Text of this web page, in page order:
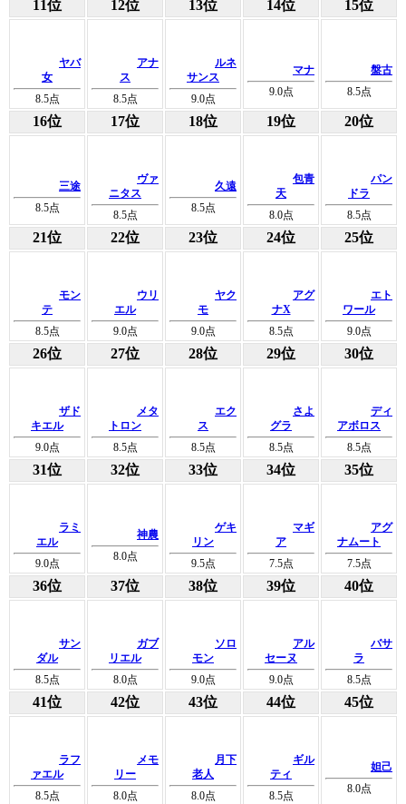
11位 12位 13位 14位 15位
ヤバ
女
8.5点
アナ
ス
8.5点
ルネ
サンス
9.0点
マナ
9.0点
盤古
8.5点
16位 17位 18位 19位 20位
三途
8.5点
ヴァ
ニタス
8.5点
久遠
8.5点
包青
天
8.0点
パン
ドラ
8.5点
21位 22位 23位 24位 25位
モン
テ
8.5点
ウリ
エル
9.0点
ヤク
モ
9.0点
アグ
ナX
8.5点
エト
ワール
9.0点
26位 27位 28位 29位 30位
ザド
キエル
9.0点
メタ
トロン
8.5点
エク
ス
8.5点
さよ
グラ
8.5点
ディ
アボロス
8.5点
31位 32位 33位 34位 35位
ラミ
エル
9.0点
神農
8.0点
ゲキ
リン
9.5点
マギ
ア
7.5点
アグ
ナムート
7.5点
36位 37位 38位 39位 40位
サン
ダル
8.5点
ガブ
リエル
8.0点
ソロ
モン
9.0点
アル
セーヌ
9.0点
バサ
ラ
8.5点
41位 42位 43位 44位 45位
ラフ
ァエル
8.5点
メモ
リー
8.0点
月下
老人
8.0点
ギル
ティ
8.5点
妲己
8.0点